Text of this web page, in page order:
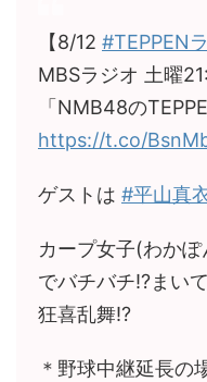
【8/12 #TEPPEN
MBSラジオ 土曜
「NMB48の
https://t.co/
ゲストは #平山真
カープ女子(わかぽ
でバチバチ!?まい
狂喜乱舞!?
＊野球中継延長の